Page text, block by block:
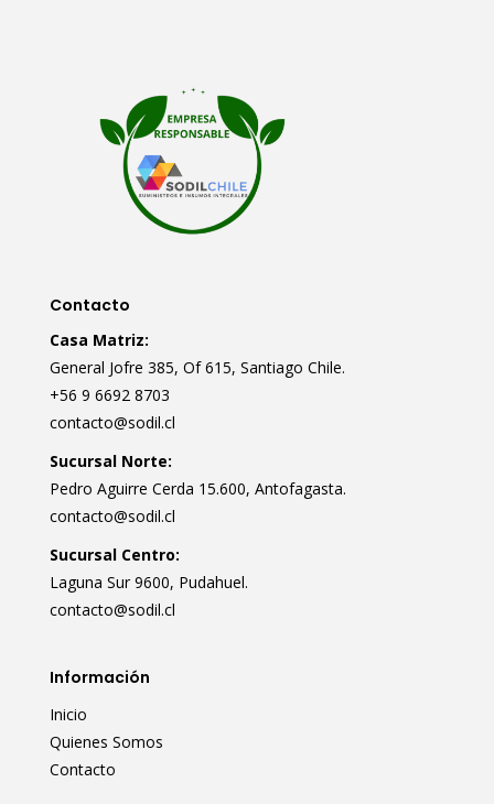
Contacto
Casa Matriz:
General Jofre 385, Of 615, Santiago Chile.
+56 9 6692 8703
contacto@sodil.cl
Sucursal Norte:
Pedro Aguirre Cerda 15.600, Antofagasta.
contacto@sodil.cl
Sucursal Centro:
Laguna Sur 9600, Pudahuel.
contacto@sodil.cl
Información
Inicio
Quienes Somos
Contacto